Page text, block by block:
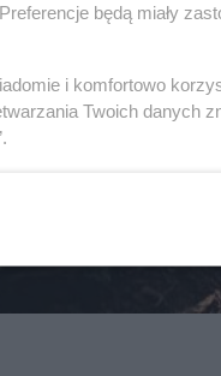
będą miały
i komfortowo
Twoich danych